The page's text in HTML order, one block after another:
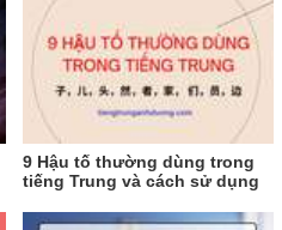
9 Hậu tố thường dùng trong
tiếng Trung và cách sử dụng